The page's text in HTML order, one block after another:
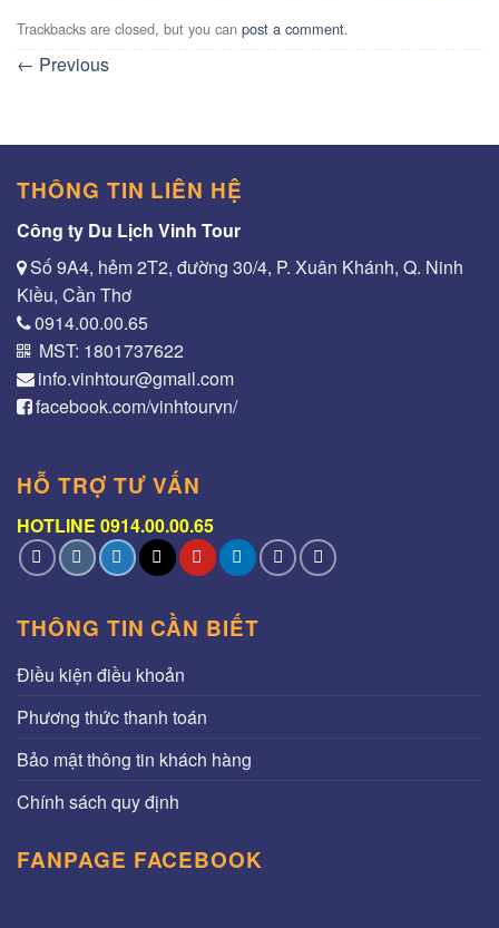
Trackbacks are closed, but you can post a comment.
← Previous
THÔNG TIN LIÊN HỆ
Công ty Du Lịch Vinh Tour
Số 9A4, hẻm 2T2, đường 30/4, P. Xuân Khánh, Q. Ninh
Kiều, Cần Thơ
0914.00.00.65
MST: 1801737622
info.vinhtour@gmail.com
facebook.com/vinhtourvn/
HỖ TRỢ TƯ VẤN
HOTLINE 0914.00.00.65
THÔNG TIN CẦN BIẾT
Điều kiện điều khoản
Phương thức thanh toán
Bảo mật thông tin khách hàng
Chính sách quy định
FANPAGE FACEBOOK